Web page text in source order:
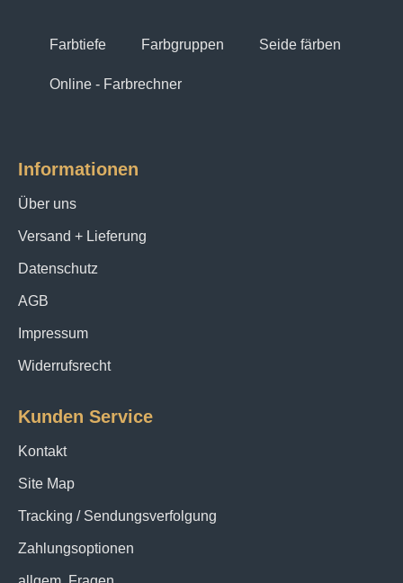
Farbtiefe Farbgruppen Seide färben
Online - Farbrechner
Informationen
Über uns
Versand + Lieferung
Datenschutz
AGB
Impressum
Widerrufsrecht
Kunden Service
Kontakt
Site Map
Tracking / Sendungsverfolgung
Zahlungsoptionen